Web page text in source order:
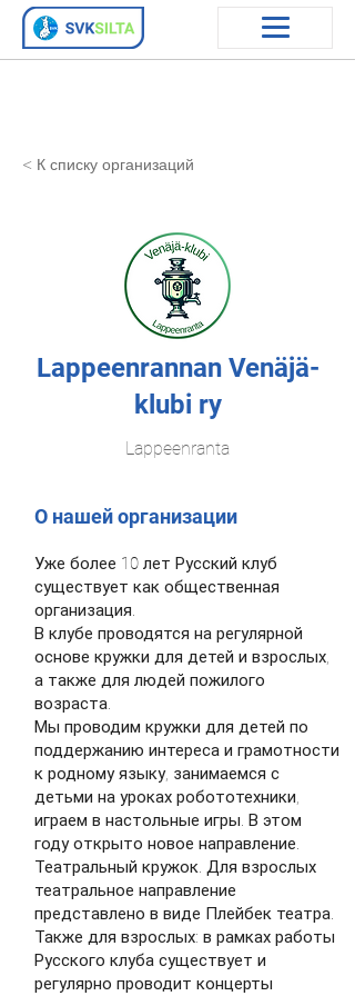
< К списку организаций
Lappeenrannan Venäjä-
klubi ry
Lappeenranta
О нашей организации
Уже более 10 лет Русский клуб
существует как общественная
организация.
В клубе проводятся на регулярной
основе кружки для детей и взрослых,
а также для людей пожилого
возраста.
Мы проводим кружки для детей по
поддержанию интереса и грамотности
к родному языку, занимаемся с
детьми на уроках робототехники,
играем в настольные игры. В этом
году открыто новое направление.
Театральный кружок. Для взрослых
театральное направление
представлено в виде Плейбек театра.
Также для взрослых: в рамках работы
Русского клуба существует и
регулярно проводит концерты